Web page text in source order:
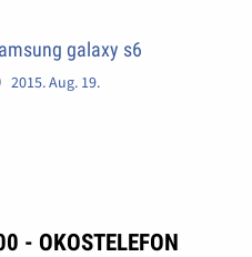
galaxy s6
2015. Aug. 19.
- OKOSTELEFON